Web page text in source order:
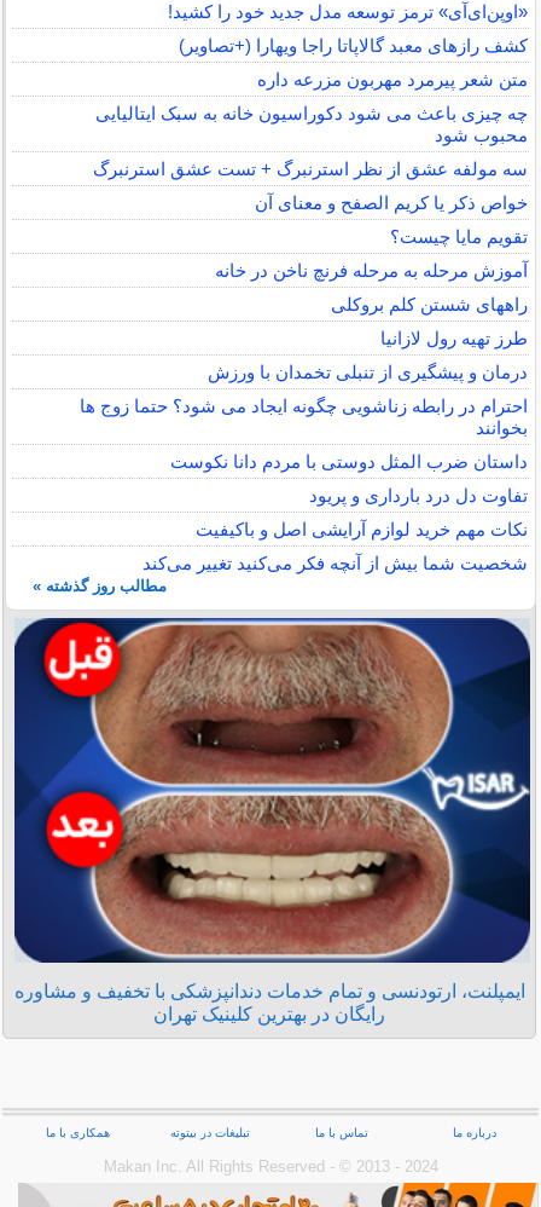
«اوپن‌ای‌آی» ترمز توسعه مدل جدید خود را کشید!
کشف رازهای معبد گالاپاتا راجا ویهارا (+تصاویر)
متن شعر پیرمرد مهربون مزرعه داره
چه چیزی باعث می شود دکوراسیون خانه به سبک ایتالیایی
محبوب شود
سه مولفه عشق از نظر استرنبرگ + تست عشق استرنبرگ
خواص ذکر یا کریم الصفح و معنای آن
تقویم مایا چیست؟
آموزش مرحله به مرحله فرنچ ناخن در خانه
راههای شستن کلم بروکلی
طرز تهیه رول لازانیا
درمان و پیشگیری از تنبلی تخمدان با ورزش
احترام در رابطه زناشویی چگونه ایجاد می شود؟ حتما زوج ها
بخوانند
داستان ضرب المثل دوستی با مردم دانا نكوست
تفاوت دل درد بارداری و پریود
نکات مهم خرید لوازم آرایشی اصل و باکیفیت
شخصیت شما بیش از آنچه فکر می‌کنید تغییر می‌کند
مطالب روز گذشته »
ایمپلنت، ارتودنسی و تمام خدمات دندانپزشکی با تخفیف و مشاوره
رایگان در بهترین کلینیک تهران
درباره ما تماس با ما تبلیغات در بیتوته همکاری با ما
Makan Inc.‎ All Rights Reserved - © 2013 - 2024